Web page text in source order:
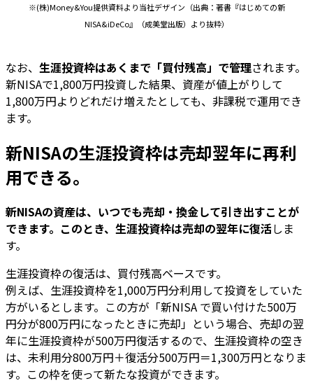
※(株)Money&You提供資料より当社デザイン（出典：著書『はじめての新
NISA&iDeCo』（成美堂出版）より抜粋）
なお、 生涯投資枠はあくまで「買付残高」で管理されます。
新NISAで1,800万円投資した結果、資産が値上がりして
1,800万円よりどれだけ増えたとしても、非課税で運用でき
ます。
新NISAの生涯投資枠は売却翌年に再利
用できる。
新NISAの資産は、いつでも売却・換金して引き出すことが
できます。このとき、生涯投資枠は売却の翌年に復活しま
す。
生涯投資枠の復活は、買付残高ベースです。
例えば、生涯投資枠を1,000万円分利用して投資をしていた
方がいるとします。この方が「新NISA で買い付けた500万
円分が800万円になったときに売却」という場合、売却の翌
年に生涯投資枠が500万円復活するので、生涯投資枠の空き
は、未利用分800万円＋復活分500万円＝1,300万円となりま
す。この枠を使って新たな投資ができます。